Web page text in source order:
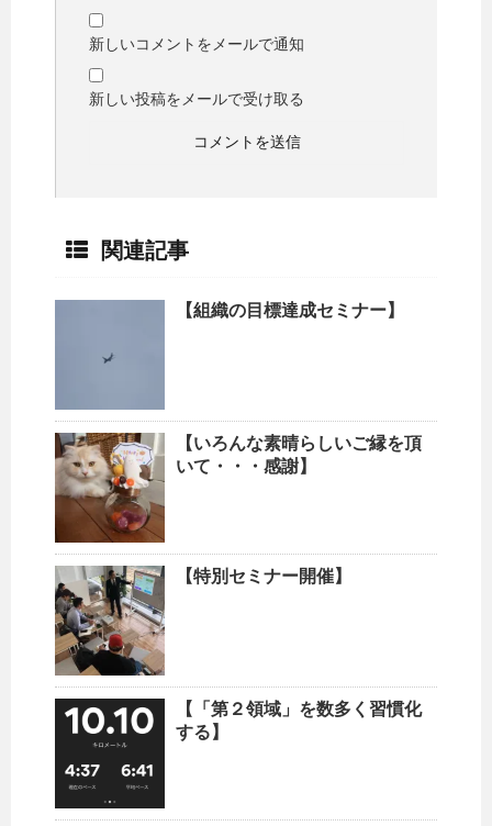
新しいコメントをメールで通知
新しい投稿をメールで受け取る
関連記事
【組織の目標達成セミナー】
【いろんな素晴らしいご縁を頂
いて・・・感謝】
【特別セミナー開催】
【「第２領域」を数多く習慣化
する】